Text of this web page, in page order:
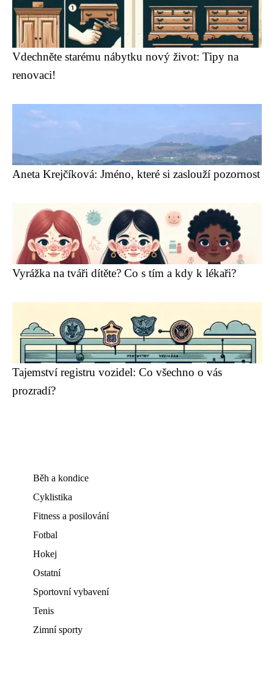
Vdechněte starému nábytku nový život: Tipy na
renovaci!
Aneta Krejčíková: Jméno, které si zaslouží pozornost
Vyrážka na tváři dítěte? Co s tím a kdy k lékaři?
Tajemství registru vozidel: Co všechno o vás
prozradí?
Běh a kondice
Cyklistika
Fitness a posilování
Fotbal
Hokej
Ostatní
Sportovní vybavení
Tenis
Zimní sporty